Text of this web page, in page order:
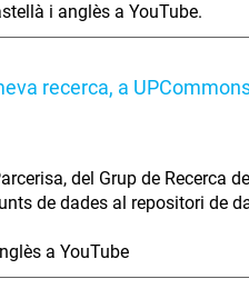
i anglès a YouTube.
recerca, a
del Grup de Recerca
de dades al repositori de
a YouTube